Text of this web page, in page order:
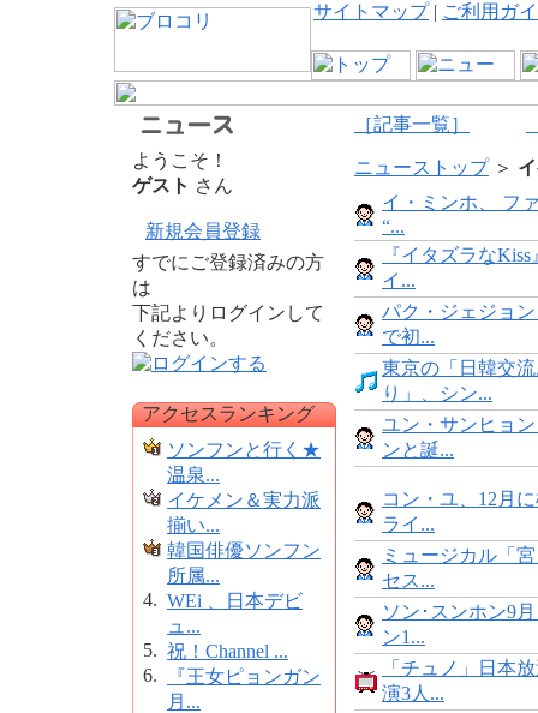
サイトマップ| ご利用ガ
［記事一覧］
ようこそ！
ゲスト さん
新規会員登録
すでにご登録済みの方
は
下記よりログインして
ください。
アクセスランキング
ソンフンと行く★
温泉...
イケメン＆実力派
揃い...
韓国俳優ソンフン
所属...
4. WEi 、日本デビ
ュ...
5. 祝！Channel ...
6.
『王女ピョンガン
月...
ニューストップ＞
イ・ミンホ、 フ
“...
『イタズラな
イ...
パク・ジェジョ
で初...
東京の「日韓交
り」、シン...
ユン・サンヒョ
ンと誕...
コン・ユ、12月
ライ...
ミュージカル「
セス...
ソン･スンホン9
ン1...
「チュノ」日本
演3人...